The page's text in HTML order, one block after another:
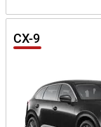
CX-9